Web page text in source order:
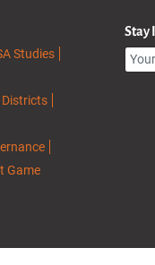
Studies
Districts
Game
Stay